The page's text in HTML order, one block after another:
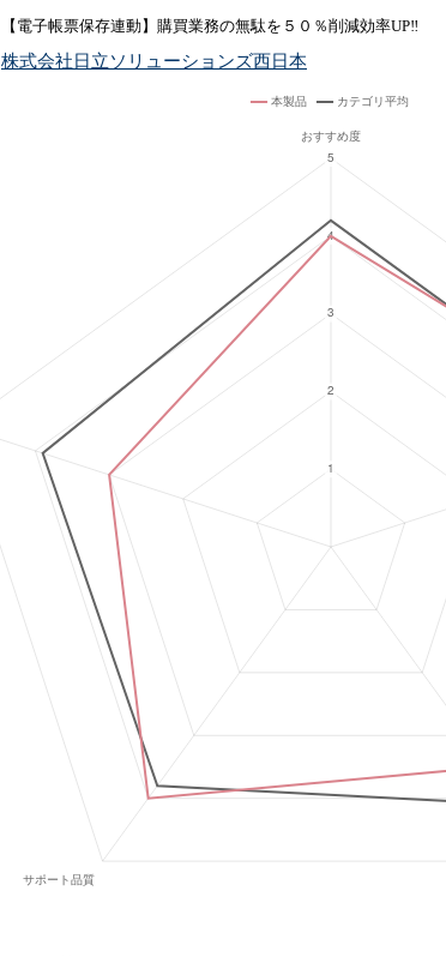
【電子帳票保存連動】購買業務の無駄を５０％削減効率UP‼
株式会社日立ソリューションズ西日本